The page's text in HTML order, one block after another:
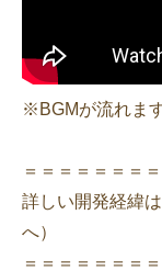
※BGMが流れま
＝＝＝＝＝＝＝
詳しい開発経緯
へ）
＝＝＝＝＝＝＝